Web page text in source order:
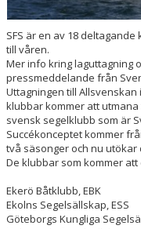
FJORDVINDEN
UTMÄRKELSER
KLUBBHUS
SPONSORER
SFS är en av 18
till våren.
Mer info kring laguttagning
pressmeddelande från
Uttagningen till Allsvenskan
klubbar kommer att
svensk segelklubb som är
Succékonceptet kommer
två säsonger och nu
De klubbar som kommer
Ekerö Båtklubb, EBK
Ekolns Segelsällskap, ESS
Göteborgs Kungliga